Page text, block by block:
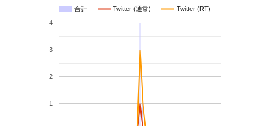
合計 Twitter (通常) Twitter (RT)
1
2
3
4